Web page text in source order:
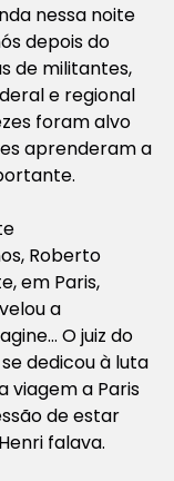
nessa noite
depois do
de militantes,
e regional
foram alvo
aprenderam a
Roberto
em Paris,
a
O juiz do
dedicou à luta
viagem a Paris
de estar
falava.